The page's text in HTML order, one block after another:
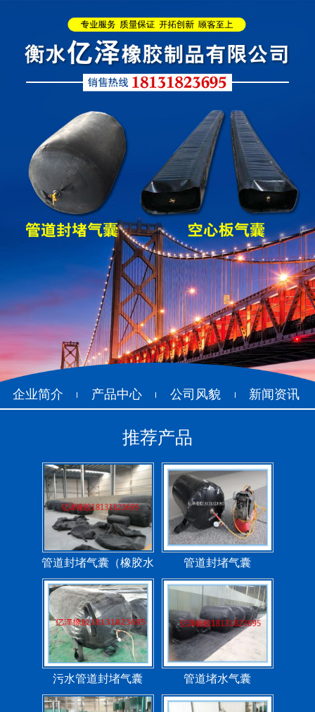
企业简介 产品中心 公司风貌 新闻资讯
推荐产品
管道封堵气囊（橡胶水
堵）
管道封堵气囊
污水管道封堵气囊 管道堵水气囊